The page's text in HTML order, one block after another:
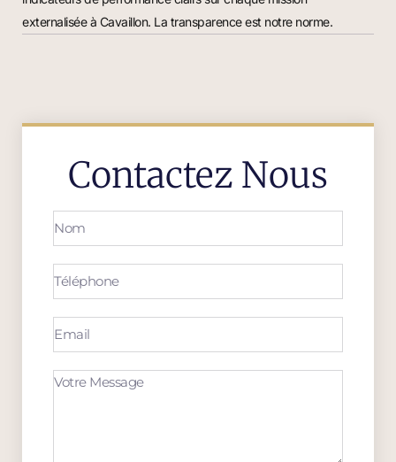
externalisée à Cavaillon. La transparence est notre norme.
Contactez Nous